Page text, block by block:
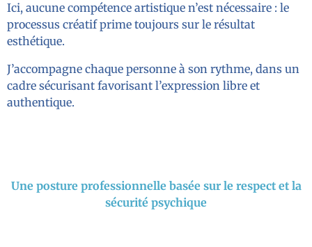
Ici, aucune compétence artistique n’est nécessaire : le
processus créatif prime toujours sur le résultat
esthétique.
J’accompagne chaque personne à son rythme, dans un
cadre sécurisant favorisant l’expression libre et
authentique.
Une posture professionnelle basée sur le respect et la
sécurité psychique